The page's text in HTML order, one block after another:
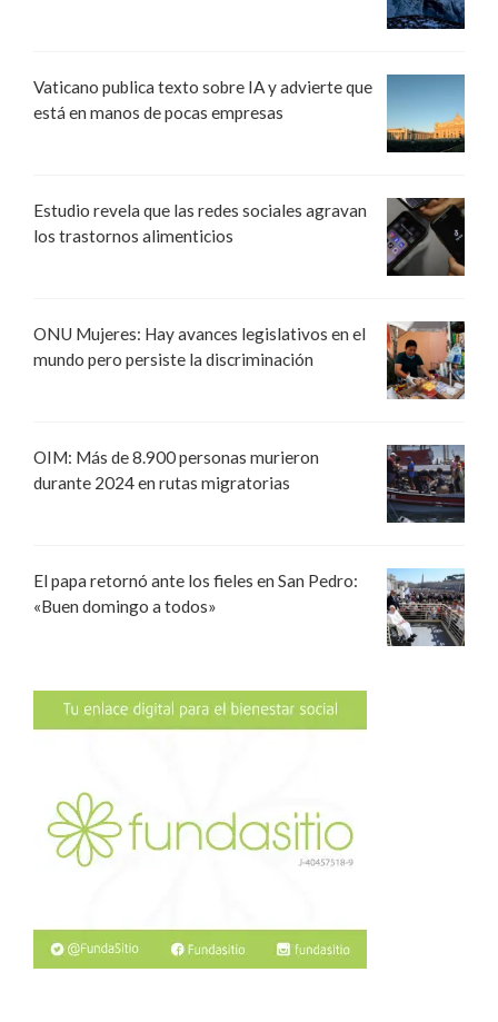
Vaticano publica texto sobre IA y advierte que
está en manos de pocas empresas
Estudio revela que las redes sociales agravan
los trastornos alimenticios
ONU Mujeres: Hay avances legislativos en el
mundo pero persiste la discriminación
OIM: Más de 8.900 personas murieron
durante 2024 en rutas migratorias
El papa retornó ante los fieles en San Pedro:
«Buen domingo a todos»